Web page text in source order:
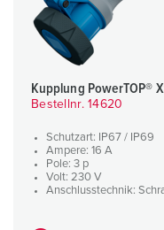
Kupplung PowerTOP®
Bestellnr. 14620
Schutzart: IP67 / IP69
Ampere: 16 A
Pole: 3 p
Volt: 230 V
Anschlusstechnik: